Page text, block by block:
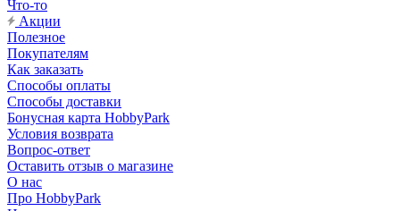
Что-то
Акции
Полезное
Покупателям
Как заказать
Способы оплаты
Способы доставки
Бонусная карта HobbyPark
Условия возврата
Вопрос-ответ
Оставить отзыв о магазине
О нас
Про HobbyPark